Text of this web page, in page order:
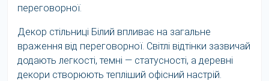
переговорної.
Декор стільниці Білий впливає на загальне
враження від переговорної. Світлі відтінки зазвичай
додають легкості, темні — статусності, а деревні
декори створюють тепліший офісний настрій.